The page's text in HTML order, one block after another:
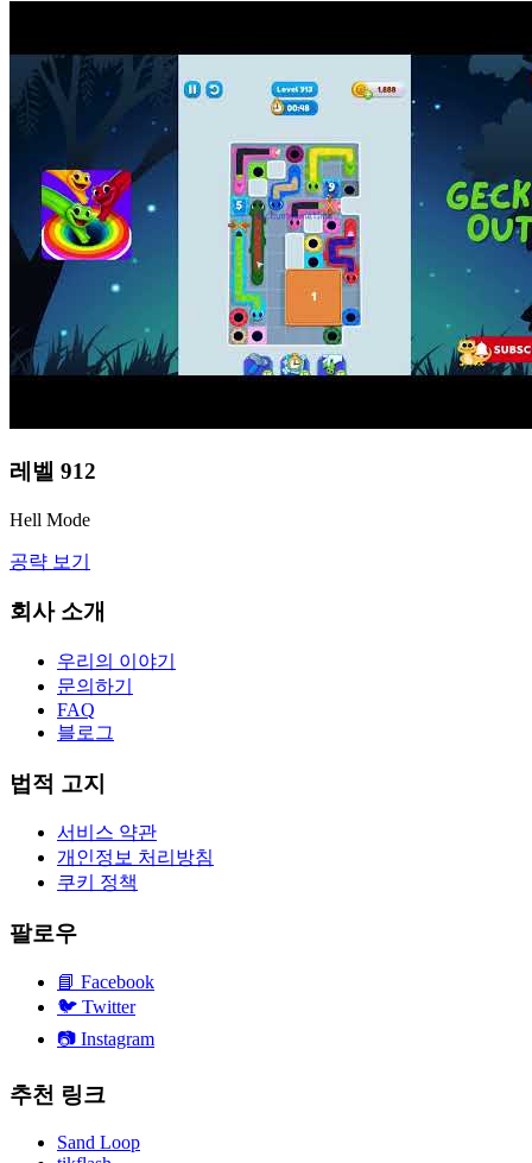
레벨 912
Hell Mode
공략 보기
회사 소개
우리의 이야기
문의하기
FAQ
블로그
법적 고지
서비스 약관
개인정보 처리방침
쿠키 정책
팔로우
📘 Facebook
🐦 Twitter
📷 Instagram
추천 링크
Sand Loop